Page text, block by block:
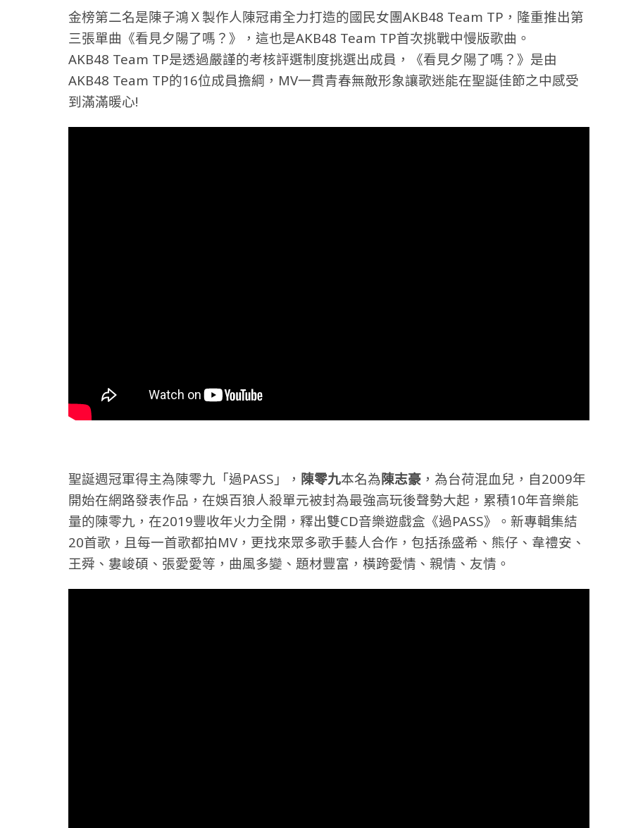
金榜第二名是陳子鴻Ｘ製作人陳冠甫全力打造的國民女團AKB48 Team TP，隆重推出第
三張單曲《看見夕陽了嗎？》，這也是AKB48 Team TP首次挑戰中慢版歌曲。
AKB48 Team TP是透過嚴謹的考核評選制度挑選出成員，《看見夕陽了嗎？》是由
AKB48 Team TP的16位成員擔綱，MV一貫青春無敵形象讓歌迷能在聖誕佳節之中感受
到滿滿暖心!
聖誕週冠軍得主為陳零九「過PASS」， 陳零九本名為陳志豪 ，為台荷混血兒，自2009年
開始在網路發表作品，在娛百狼人殺單元被封為最強高玩後聲勢大起，累積10年音樂能
量的陳零九，在2019豐收年火力全開，釋出雙CD音樂遊戲盒《過PASS》。新專輯集結
20首歌，且每一首歌都拍MV，更找來眾多歌手藝人合作，包括孫盛希、熊仔、韋禮安、
王舜、婁峻碩、張愛愛等，曲風多變、題材豐富，橫跨愛情、親情、友情。